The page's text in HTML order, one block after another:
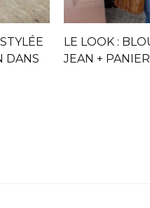
DANS
LE LOOK :
JEAN + PANIER